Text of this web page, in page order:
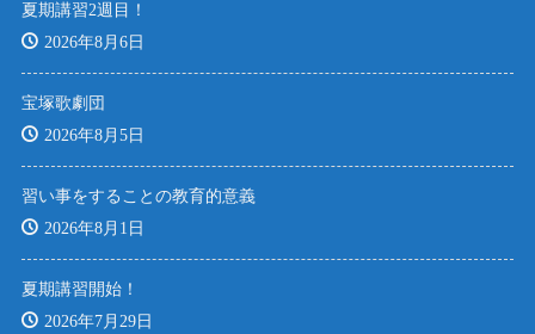
夏期講習2週目！
2026年8月6日
宝塚歌劇団
2026年8月5日
習い事をすることの教育的意義
2026年8月1日
夏期講習開始！
2026年7月29日